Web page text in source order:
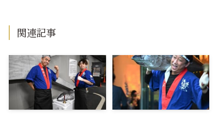
関連記事